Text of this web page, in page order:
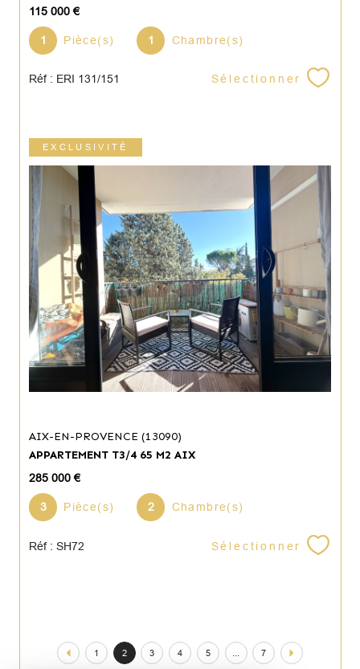
115 000 €
1 Pièce(s) 1 Chambre(s)
Réf : ERI 131/151 Sélectionner
EXCLUSIVITÉ
AIX-EN-PROVENCE (13090)
APPARTEMENT T3/4 65 M2 AIX
285 000 €
3 Pièce(s) 2 Chambre(s)
Réf : SH72 Sélectionner
1 2 3 4 5 7